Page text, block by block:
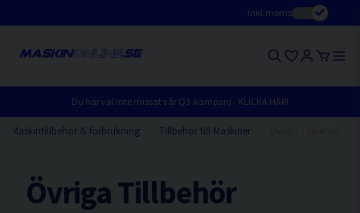
Inkl.moms
Du har väl inte missat vår Q3-kampanj - KLICKA HÄR!
Maskintillbehör & förbrukning Tillbehör till Maskiner
Övriga Tillbehör